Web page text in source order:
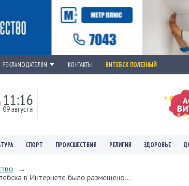
РЕКЛАМОДАТЕЛЯМ КОНТАКТЫ ВИТЕБСК ПОЛЕЗНЫЙ
11:16
09 августа
СПОРТ ПРОИСШЕСТВИЯ РЕЛИГИЯ ЗДОРОВЬЕ
→
в Интернете было размещено...